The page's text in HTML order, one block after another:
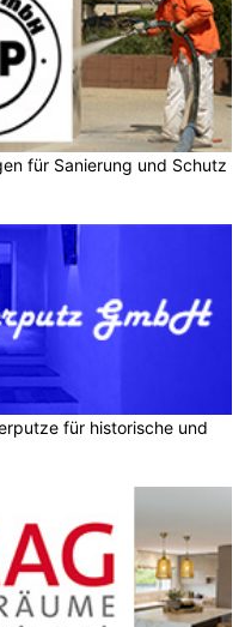
für Sanierung und Schutz
für historische und